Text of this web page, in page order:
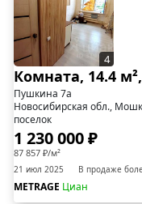
4
Комната, 14.4
Пушкина 7а
Новосибирская обл.,
поселок
1 230 000 ₽
87 857 ₽/м²
21 июл 2025 В продаже
METRAGE Циан